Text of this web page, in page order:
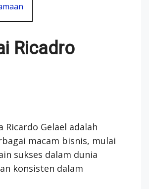
Ricadro
Ricardo Gelael adalah
macam bisnis, mulai
sukses dalam dunia
konsisten dalam